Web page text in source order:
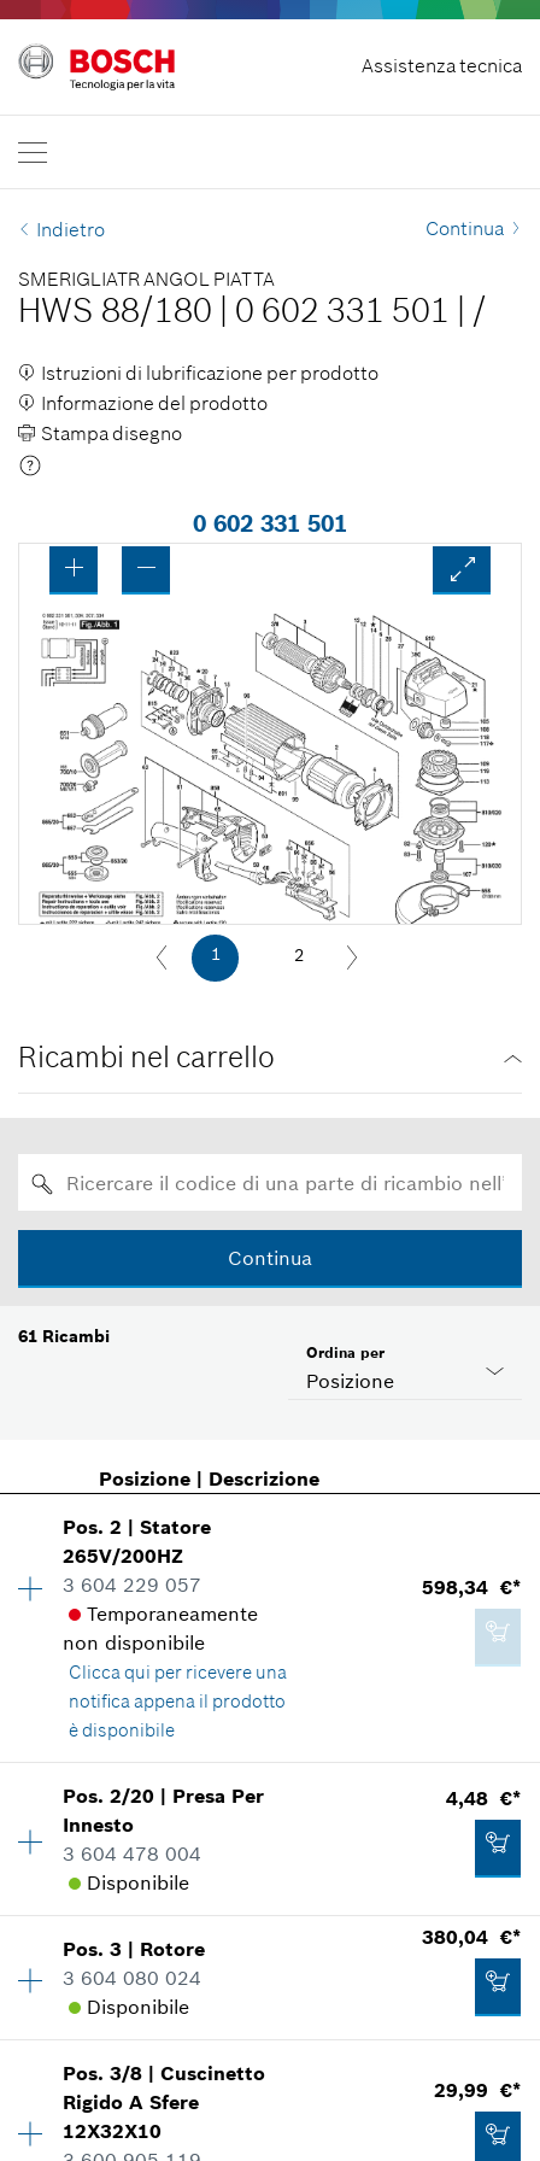
Assistenza tecnica
Recedere dal contratto
Bosch Professional
Indietro Continua
SMERIGLIATR ANGOL PIATTA
HWS 88/180 0 602 331 501 /
Istruzioni di lubrificazione per prodotto
Informazione del prodotto
Stampa disegno
0 602 331 501
1 2
Ricambi nel carrello
Continua
61 Ricambi
Posizione
Ordina per
Posizione| Descrizione
Pos.2 |Statore
265V/200HZ
3 604 229 057
Temporaneamente
non disponibile
Clicca qui per ricevere una
notifica appena il prodotto
è disponibile
598,34 €*
Disponibilità 1
Gruppo prezzo
Informazioni parti di ricambio
Applicazione del ricambio
Mostrare nell'illustrazione
598,34 €*
*Inclusa IVA
Pos.2/20 | Presa Per
Innesto
3 604 478 004
Disponibile
4,48 €*
Disponibilità 2
Gruppo prezzo
Informazioni parti di ricambio
Applicazione del ricambio
Mostrare nell'illustrazione
Pos.3 | Rotore
3 604 080 024
Disponibile
380,04 €*
Disponibilità 1
Gruppo prezzo
Informazioni parti di ricambio
Pos.3/8 |Cuscinetto
Rigido A Sfere
12X32X10
29,99 €*